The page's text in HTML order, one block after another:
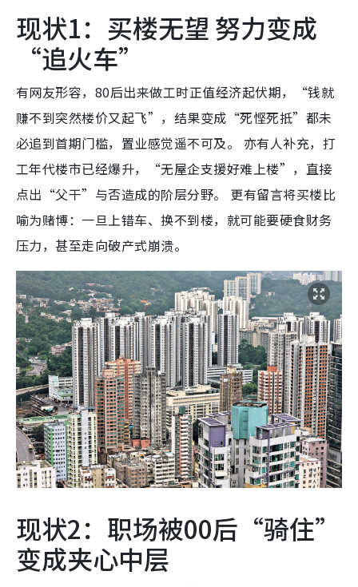
现状1：买楼无望 努力变成
“追火车”
有网友形容，80后出来做工时正值经济起伏期，“钱就
赚不到突然楼价又起飞”，结果变成“死悭死抵”都未
必追到首期门槛，置业感觉遥不可及。 亦有人补充，打
工年代楼市已经爆升，“无屋企支援好难上楼”，直接
点出“父干”与否造成的阶层分野。 更有留言将买楼比
喻为赌博：一旦上错车、换不到楼，就可能要硬食财务
压力，甚至走向破产式崩溃。
现状2：职场被00后“骑住”
变成夹心中层